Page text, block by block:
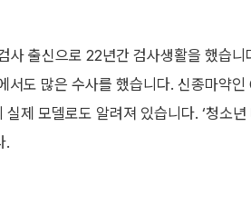
출신으로 22년간 검사생활을 했습니
도 많은 수사를 했습니다. 신종마약인
제 모델로도 알려져 있습니다. ‘청소
.